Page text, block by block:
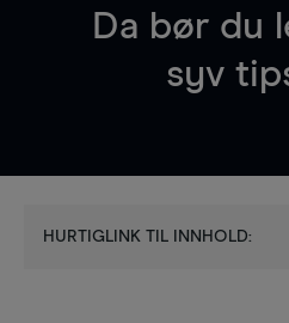
Da bør du
syv
HURTIGLINK TIL INNHOLD: